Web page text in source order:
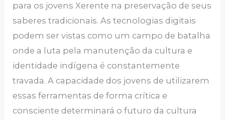
para os jovens Xerente na preservação de seus
saberes tradicionais. As tecnologias digitais
podem ser vistas como um campo de batalha
onde a luta pela manutenção da cultura e
identidade indígena é constantemente
travada. A capacidade dos jovens de utilizarem
essas ferramentas de forma crítica e
consciente determinará o futuro da cultura